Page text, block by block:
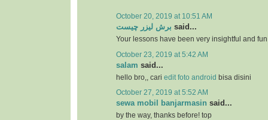
October 20, 2019 at 10:51 AM
برش لیزر چیست said...
Your lessons have been very insightful and
October 23, 2019 at 5:42 AM
salam said...
hello bro,, cari edit foto android bisa disini
October 27, 2019 at 5:52 AM
sewa mobil banjarmasin said...
by the way, thanks before! top